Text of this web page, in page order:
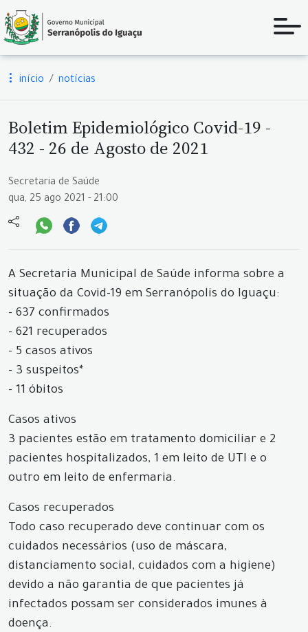
início notícias
Boletim Epidemiológico Covid-19 -
432 - 26 de Agosto de 2021
Secretaria de Saúde
qua, 25 ago 2021 - 21:00
A Secretaria Municipal de Saúde informa sobre a
situação da Covid-19 em Serranópolis do Iguaçu:
- 637 confirmados
- 621 recuperados
- 5 casos ativos
- 3 suspeitos*
- 11 óbitos
Casos ativos
3 pacientes estão em tratamento domiciliar e 2
pacientes hospitalizados, 1 em leito de UTI e o
outro em leito de enfermaria.
Casos recuperados
Todo caso recuperado deve continuar com os
cuidados necessários (uso de máscara,
distanciamento social, cuidados com a higiene)
devido a não garantia de que pacientes já
infectados possam ser considerados imunes à
doença.